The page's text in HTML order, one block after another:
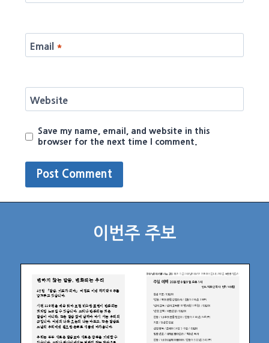
Email *
Website
Save my name, email, and website in this
browser for the next time I comment.
이번주 주보